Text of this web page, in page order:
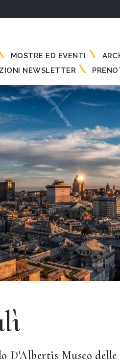
MOSTRE ED EVENTI
NEWSLETTER
D'Albertis Museo